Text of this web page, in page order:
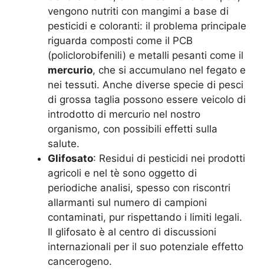
vengono nutriti con mangimi a base di
pesticidi e coloranti: il problema principale
riguarda composti come il PCB
(policlorobifenili) e metalli pesanti come il
mercurio, che si accumulano nel fegato e
nei tessuti. Anche diverse specie di pesci
di grossa taglia possono essere veicolo di
introdotto di mercurio nel nostro
organismo, con possibili effetti sulla
salute.
Glifosato: Residui di pesticidi nei prodotti
agricoli e nel tè sono oggetto di
periodiche analisi, spesso con riscontri
allarmanti sul numero di campioni
contaminati, pur rispettando i limiti legali.
Il glifosato è al centro di discussioni
internazionali per il suo potenziale effetto
cancerogeno.